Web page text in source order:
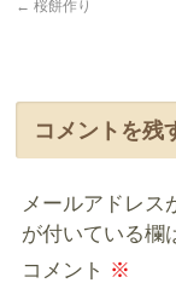
← 桜餅作り
コメントを残
メールアドレス
が付いている欄
コメント ※